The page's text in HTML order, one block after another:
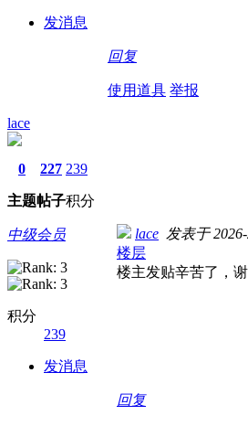
发消息
回复
使用道具 举报
lace
0
主题
227
帖子
239
积分
中级会员
积分
239
发消息
lace 发表于
楼层
楼主发贴辛苦了，
回复